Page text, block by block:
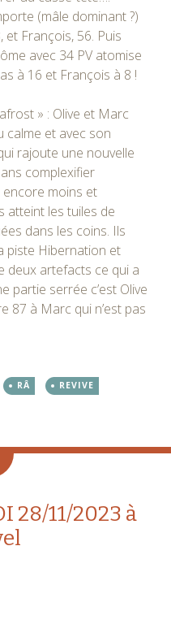
(mâle dominant ?)
et François, 56. Puis
avec 34 PV atomise
à 16 et François à 8 !
» : Olive et Marc
calme et avec son
rajoute une nouvelle
complexifier
encore moins et
atteint les tuiles de
dans les coins. Ils
piste Hibernation et
deux artefacts ce qui a
partie serrée c’est Olive
87 à Marc qui n’est pas
RÂ
REVIVE
28/11/2023 à